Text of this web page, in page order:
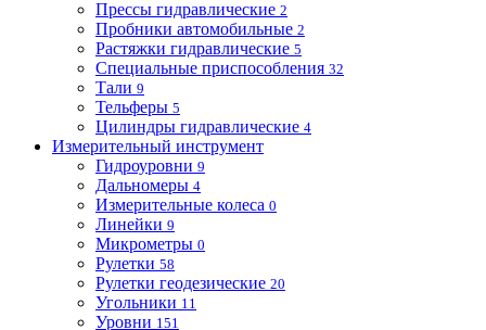
Прессы гидравлические 2
Пробники автомобильные 2
Растяжки гидравлические 5
Специальные приспособления 32
Тали 9
Тельферы 5
Цилиндры гидравлические 4
Измерительный инструмент
Гидроуровни 9
Дальномеры 4
Измерительные колеса 0
Линейки 9
Микрометры 0
Рулетки 58
Рулетки геодезические 20
Угольники 11
Уровни 151